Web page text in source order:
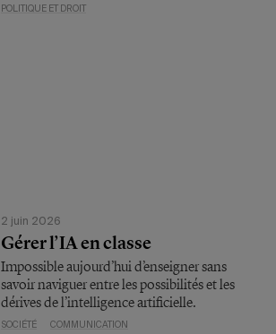
POLITIQUE ET DROIT
2 juin 2026
Gérer l’IA en classe
Impossible aujourd’hui d’enseigner sans
savoir naviguer entre les possibilités et les
dérives de l’intelligence artificielle.
SOCIÉTÉ COMMUNICATION